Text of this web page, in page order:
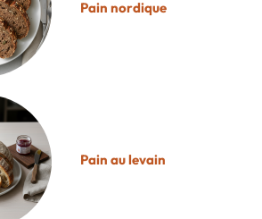
Pain nordique
Pain au levain